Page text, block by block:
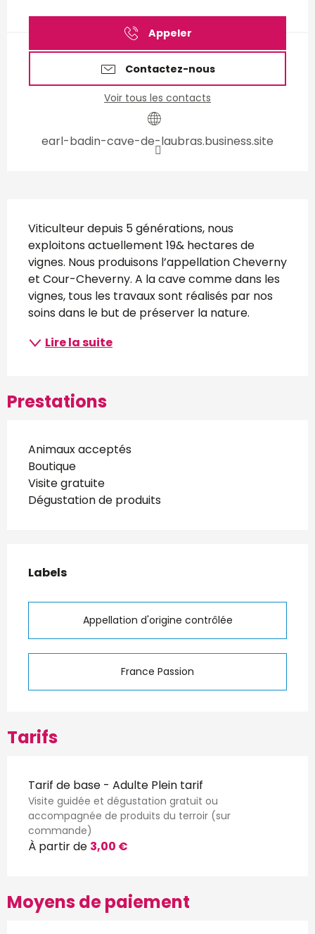
Ouverture et coordonnées
Appeler
Contactez-nous
Voir tous les contacts
earl-badin-cave-de-laubras.business.site
Description
Viticulteur depuis 5 générations, nous
exploitons actuellement 19& hectares de
vignes. Nous produisons l’appellation Cheverny
et Cour-Cheverny. A la cave comme dans les
vignes, tous les travaux sont réalisés par nos
soins dans le but de préserver la nature.
Lire la suite
Prestations
Animaux acceptés
Boutique
Visite gratuite
Dégustation de produits
Offres de prestations
Labels
Labels
Appellation d'origine contrôlée
France Passion
Tarifs
Tarif de base - Adulte Plein tarif
Visite guidée et dégustation gratuit ou
accompagnée de produits du terroir (sur
commande)
À partir de 3,00 €
Moyens de paiement